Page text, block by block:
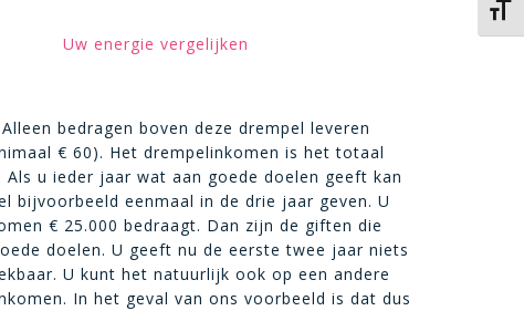
Uw energie vergelijken
bedragen boven deze drempel leveren
€ 60). Het drempelinkomen is het totaal
u ieder jaar wat aan goede doelen geeft kan
eenmaal in de drie jaar geven. U
€ 25.000 bedraagt. Dan zijn de giften die
doelen. U geeft nu de eerste twee jaar niets
U kunt het natuurlijk ook op een andere
In het geval van ons voorbeeld is dat dus